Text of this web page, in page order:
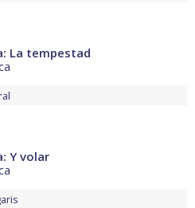
La tempestad
Y volar